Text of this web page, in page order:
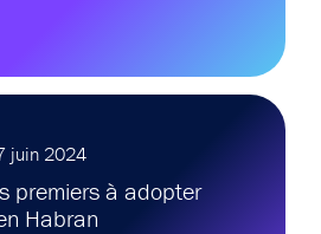
juin 2024
premiers à adopter
Habran